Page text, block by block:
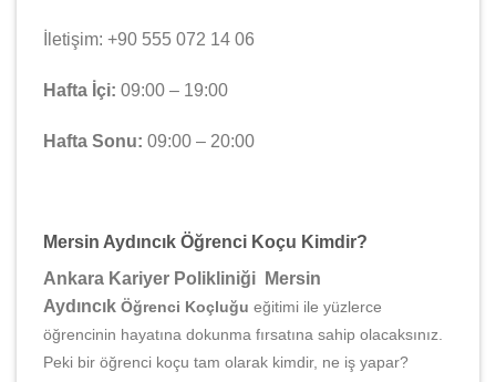
İletişim: +90 555 072 14 06
Hafta İçi: 09:00 – 19:00
Hafta Sonu: 09:00 – 20:00
Mersin Aydıncık Öğrenci Koçu Kimdir?
Ankara Kariyer Polikliniği Mersin
Aydıncık Öğrenci Koçluğu eğitimi ile yüzlerce
öğrencinin hayatına dokunma fırsatına sahip olacaksınız.
Peki bir öğrenci koçu tam olarak kimdir, ne iş yapar?